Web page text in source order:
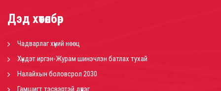
Дэд хөтөлбөр
Чадварлаг хүний нөөц
Хүндэт иргэн-Журам шинэчлэн батлах тухай
Налайхын боловсрол 2030
Гамшигт тэсвэртэй дүүрэг